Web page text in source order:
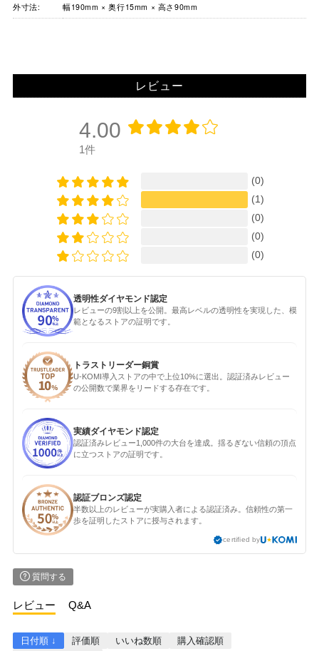
外寸法: 幅190mm × 奥行15mm × 高さ90mm
レビュー
4.00
1件
(0)
(1)
(0)
(0)
(0)
透明性ダイヤモンド認定
レビューの9割以上を公開。最高レベルの透明性を実現した、模
範となるストアの証明です。
トラストリーダー銅賞
U-KOMI導入ストアの中で上位10%に選出。認証済みレビュー
の公開数で業界をリードする存在です。
実績ダイヤモンド認定
認証済みレビュー1,000件の大台を達成。揺るぎない信頼の頂点
に立つストアの証明です。
認証ブロンズ認定
半数以上のレビューが実購入者による認証済み。信頼性の第一
歩を証明したストアに授与されます。
certified by
質問する
レビュー Q&A
日付順 ↓ 評価順 いいね数順
購入確認順